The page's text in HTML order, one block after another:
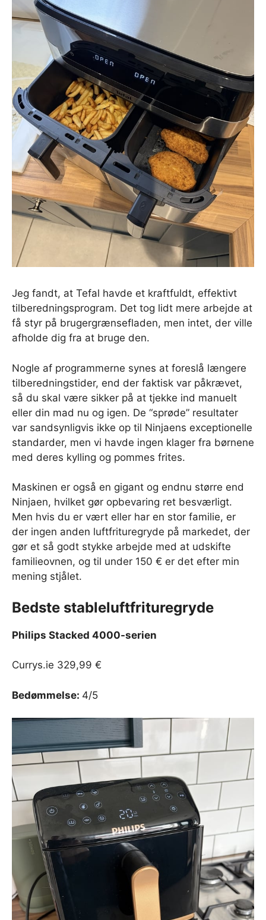
Jeg fandt, at Tefal havde et kraftfuldt, effektivt
tilberedningsprogram. Det tog lidt mere arbejde at
få styr på brugergrænsefladen, men intet, der ville
afholde dig fra at bruge den.
Nogle af programmerne synes at foreslå længere
tilberedningstider, end der faktisk var påkrævet,
så du skal være sikker på at tjekke ind manuelt
eller din mad nu og igen. De “sprøde” resultater
var sandsynligvis ikke op til Ninjaens exceptionelle
standarder, men vi havde ingen klager fra børnene
med deres kylling og pommes frites.
Maskinen er også en gigant og endnu større end
Ninjaen, hvilket gør opbevaring ret besværligt.
Men hvis du er vært eller har en stor familie, er
der ingen anden luftfrituregryde på markedet, der
gør et så godt stykke arbejde med at udskifte
familieovnen, og til under 150 € er det efter min
mening stjålet.
Bedste stableluftfrituregryde
Philips Stacked 4000-serien
Currys.ie 329,99 €
Bedømmelse: 4/5